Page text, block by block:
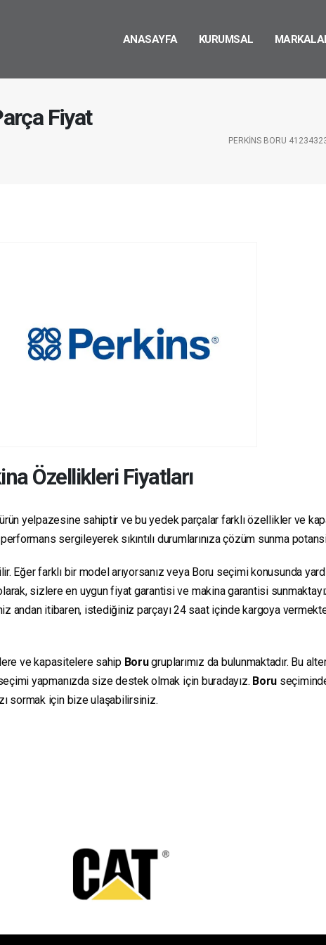
ANASAYFA KURUMSAL
Fiyat
PERKINS BORU
Özellikleri Fiyatları
yelpazesine sahiptir ve bu yedek parçalar farklı özellikler ve
sergileyerek sıkıntılı durumlarınıza çözüm sunma
Eğer farklı bir model arıyorsanız veya Boru seçimi konusunda
sizlere en uygun fiyat garantisi ve makina garantisi
andan itibaren, istediğiniz parçayı 24 saat içinde kargoya
ve kapasitelere sahip Borugruplarımız da bulunmaktadır. Bu
yapmanızda size destek olmak için buradayız. Boru
sormak için bize ulaşabilirsiniz.